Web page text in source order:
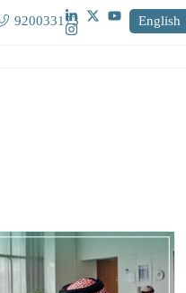
920033173 English